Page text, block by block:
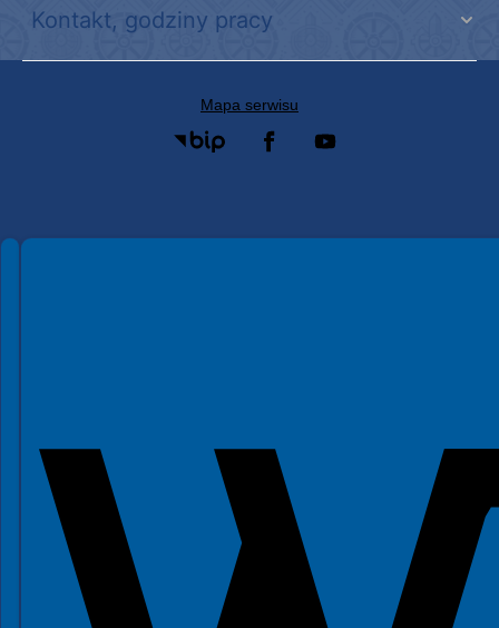
Kontakt, godziny pracy
Mapa serwisu
Spełniamy standardy WCAG 2.2
Spełniamy standardy W3C